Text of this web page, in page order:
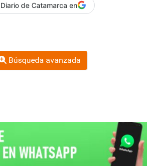
de Catamarca en
Búsqueda avanzada